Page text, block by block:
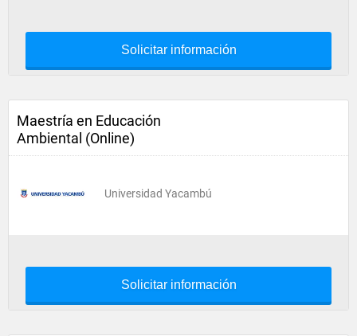
Solicitar información
Maestría en Educación
Ambiental (Online)
Universidad Yacambú
Solicitar información